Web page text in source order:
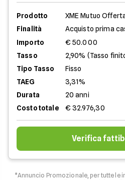
Prodotto
XME Mutuo
Finalità
Acquisto prima
Importo
€ 50.000
Tasso
2,90% (Tasso
Tipo Tasso
Fisso
TAEG
3,31%
Durata
20 anni
Costo totale
€ 32.976,30
Verifica
*Annuncio Promozionale, per tutte le